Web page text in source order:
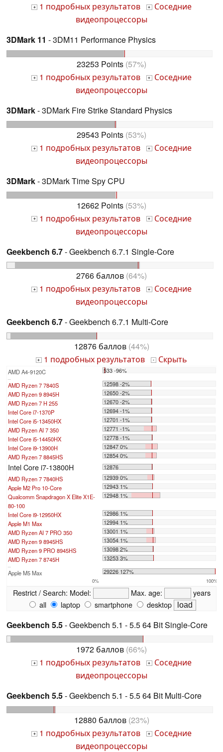
+ 1 подробных результатов + Соседние
видеопроцессоры
3DMark 11 - 3DM11 Performance Physics
23253 Points (57%)
+ 1 подробных результатов + Соседние
видеопроцессоры
3DMark- 3DMark Fire Strike Standard Physics
29543 Points (53%)
+ 1 подробных результатов + Соседние
видеопроцессоры
3DMark- 3DMark Time Spy CPU
12662 Points (53%)
+ 1 подробных результатов + Соседние
видеопроцессоры
Geekbench 6.7- Geekbench 6.7.1 Single-Core
2766 баллов (64%)
+ 1 подробных результатов + Соседние
видеопроцессоры
Geekbench 6.7- Geekbench 6.7.1 Multi-Core
12876 баллов(44%)
+ 1 подробных результатов - Скрыть
AMD A4-9120C 533 -96%
...
AMD Ryzen 7 7840S
12598 -2%
AMD Ryzen 9 8945H
12650 -2%
AMD Ryzen 7 H 255
12670 -2%
Intel Core i7-1370P
12694 -1%
Intel Core i5-13450HX
12701 -1%
AMD Ryzen AI 7 350
12771 -1%
Intel Core i5-14450HX
12778 -1%
Intel Core i9-13900H
12847 0%
AMD Ryzen 7 8845HS
12854 0%
Intel Core i7-13800H
12876
AMD Ryzen 7 7840HS
12939 0%
Apple M2 Pro 10-Core
12943 1%
Qualcomm Snapdragon X Elite X1E-
80-100
12948 1%
Intel Core i9-12950HX
12986 1%
Apple M1 Max
12994 1%
AMD Ryzen AI 7 PRO 350
13001 1%
AMD Ryzen 9 8945HS
13054 1%
AMD Ryzen 9 PRO 8945HS
13098 2%
AMD Ryzen 7 8745H
13253 3%
...
Apple M5 Max 29226 127%
0% 100%
Restrict / Search: Model: Max. age:
years
all
laptop smartphone desktop
Geekbench 5.5- Geekbench 5.1 - 5.5 64 Bit Single-Core
1972 баллов (66%)
+ 1 подробных результатов + Соседние
видеопроцессоры
Geekbench 5.5- Geekbench 5.1 - 5.5 64 Bit Multi-Core
12880 баллов(23%)
+ 1 подробных результатов + Соседние
видеопроцессоры